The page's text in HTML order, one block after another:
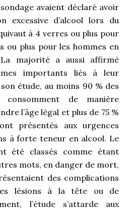
avaient déclaré avoir
excessive d’alcool lors du
à 4 verres ou plus pour
ou plus pour les hommes en
majorité a aussi affirmé
importants liés à leur
étude, au moins 90 % des
consomment de manière
l’âge légal et plus de 75 %
présentés aux urgences
à forte teneur en alcool. Le
été classés comme étant
mots, en danger de mort,
des complications
lésions à la tête ou de
l’étude s’attarde aux